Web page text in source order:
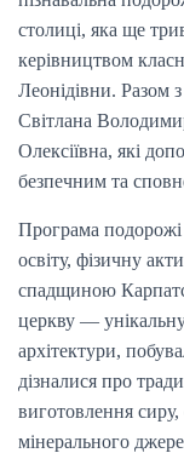
столиці, яка ще
керівництвом
Леонідівни. Разом
Світлана
Олексіївна, які
безпечним та
Програма
освіту, фізичну
спадщиною
церкву — унікальну
архітектури,
дізналися про
виготовлення
мінерального